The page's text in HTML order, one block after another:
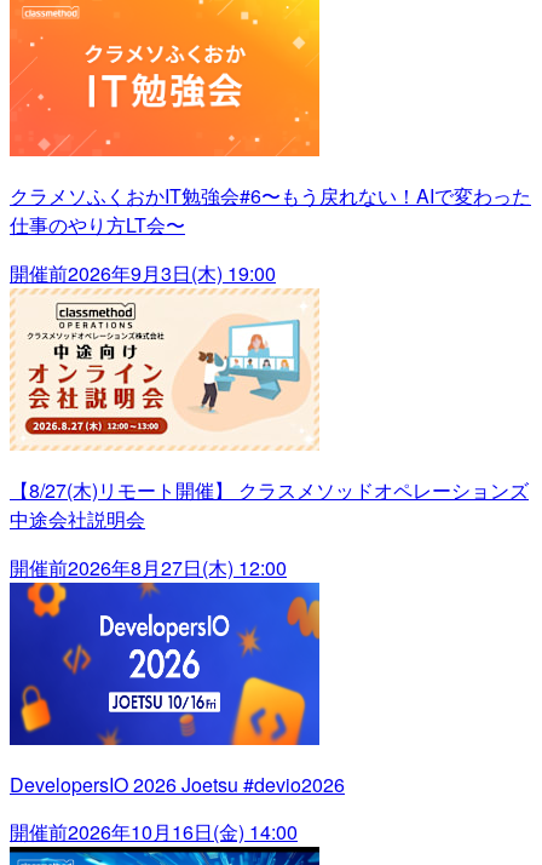
クラメソふくおかIT勉強会#6〜もう戻れない！AIで変わった
仕事のやり方LT会〜
開催前2026年9月3日(木) 19:00
【8/27(木)リモート開催】 クラスメソッドオペレーションズ
中途会社説明会
開催前2026年8月27日(木) 12:00
DevelopersIO 2026 Joetsu #devio2026
開催前2026年10月16日(金) 14:00